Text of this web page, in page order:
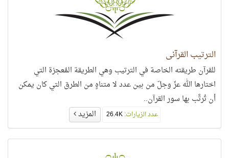
الترتيب القرآني
للقرآن طريقته الخاصة في الترتيب وهي الطريقة المُعجزة التي
اختارها الله عزّ وجلّ من بين عدد لا متناهٍ من الطرق التي كان يمكن
أن تُرتَّب بها سور القرآن..
عدد الزيارات:26.4K المزيد